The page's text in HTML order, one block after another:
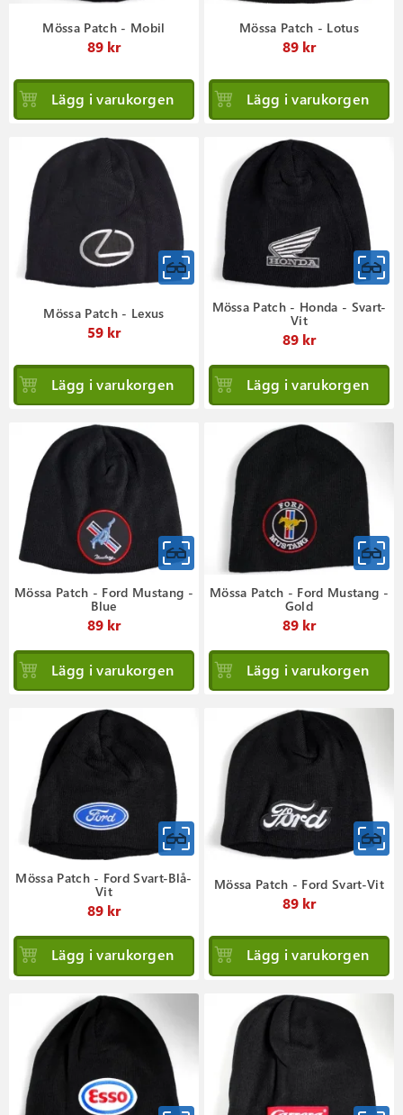
Mössa Patch - Mobil
89 kr
Lägg i varukorgen
Mössa Patch - Lotus
89 kr
Lägg i varukorgen
Mössa Patch - Lexus
59 kr
Lägg i varukorgen
Mössa Patch - Honda - Svart-
Vit
89 kr
Lägg i varukorgen
Mössa Patch - Ford Mustang -
Blue
89 kr
Lägg i varukorgen
Mössa Patch - Ford Mustang -
Gold
89 kr
Lägg i varukorgen
Mössa Patch - Ford Svart-Blå-
Vit
89 kr
Lägg i varukorgen
Mössa Patch - Ford Svart-Vit
89 kr
Lägg i varukorgen